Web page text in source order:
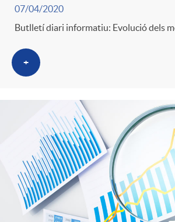
07/04/2020
Butlletí diari informatiu: Evolució dels
+